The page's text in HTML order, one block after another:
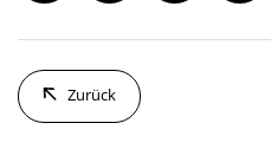
Zurück